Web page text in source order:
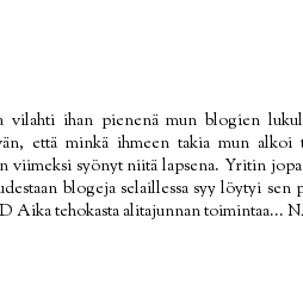
ihan pienenä mun blogien
että minkä ihmeen takia mun alkoi
syönyt niitä lapsena. Yritin
blogeja selaillessa syy löytyi
:D Aika tehokasta alitajunnan